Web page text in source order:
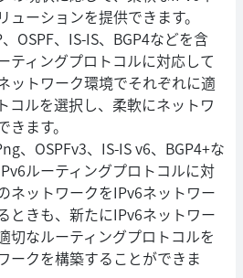
ューションを提供できます。
OSPF、IS-IS、BGP4などを含
ティングプロトコルに対応して
ットワーク環境でそれぞれに適
コルを選択し、柔軟にネットワ
ます。
、OSPFv3、IS-IS v6、BGP4+な
ルーティングプロトコルに対
ネットワークをIPv6ネットワー
ときも、新たにIPv6ネットワー
切なルーティングプロトコルを
ークを構築することができま